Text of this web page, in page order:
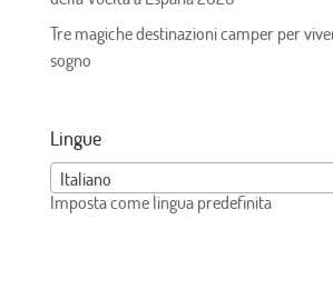
Tre magiche destinazioni camper per
sogno
Lingue
Italiano
Imposta come lingua predefinita